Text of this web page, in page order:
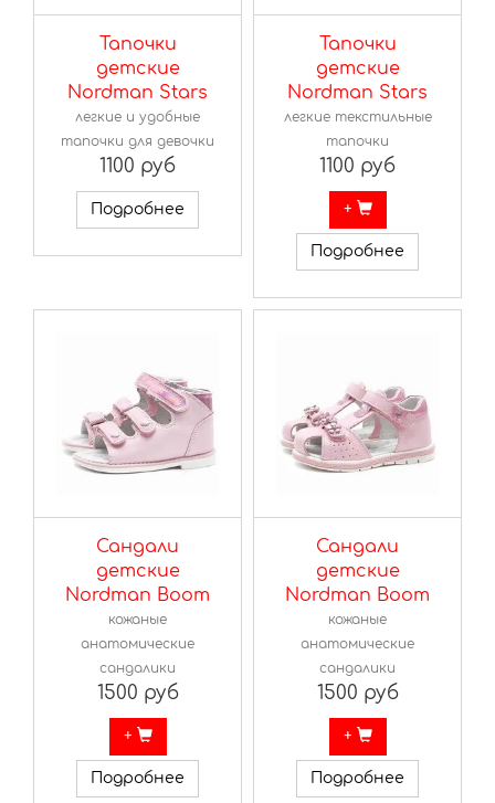
Тапочки
детские
Nordman Stars
легкие и удобные
тапочки для девочки
1100 руб
Подробнее
Тапочки
детские
Nordman Stars
легкие текстильные
тапочки
1100 руб
+
Подробнее
Сандали
детские
Nordman Boom
кожаные
анатомические
сандалики
1500 руб
+
Подробнее
Сандали
детские
Nordman Boom
кожаные
анатомические
сандалики
1500 руб
+
Подробнее